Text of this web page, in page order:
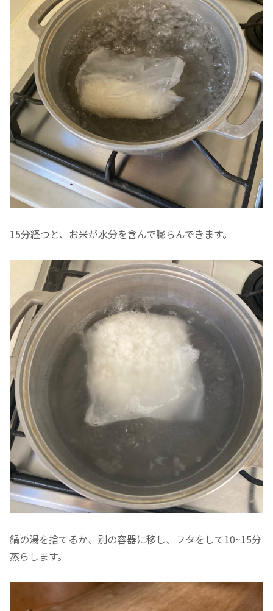
15分経つと、お米が水分を含んで膨らんできます。
鍋の湯を捨てるか、別の容器に移し、フタをして10~15分
蒸らします。